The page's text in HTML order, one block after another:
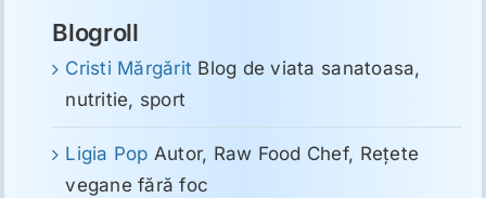
Blogroll
Cristi Mărgărit Blog de viata sanatoasa,
nutritie, sport
Ligia Pop Autor, Raw Food Chef, Reţete
vegane fără foc